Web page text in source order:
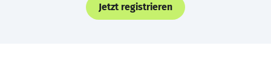
Jetzt registrieren